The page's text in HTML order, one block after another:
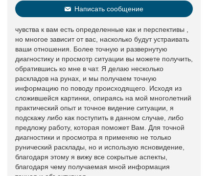
Написать сообщение
чувства к вам есть определенные как и перспективы ,
но многое зависит от вас, насколько будут устраивать
ваши отношения. Более точную и развернутую
диагностику и просмотр ситуации вы можете получить,
обратившись ко мне в чат. Я делаю несколько
раскладов на рунах, и мы получаем точную
информацию по поводу происходящего. Исходя из
сложившейся картинки, опираясь на мой многолетний
практический опыт и точное видение ситуации, я
подскажу либо как поступить в данном случае, либо
предложу работу, которая поможет Вам. Для точной
диагностики и просмотра я применяю не только
рунический расклады, но и использую ясновидение,
благодаря этому я вижу все сокрытые аспекты,
благодаря чему получаемая мной информация